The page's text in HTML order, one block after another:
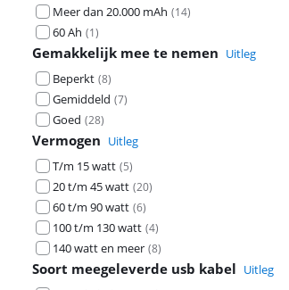
Meer dan 20.000 mAh (14)
60 Ah (1)
Gemakkelijk mee te nemen Uitleg
Beperkt (8)
Gemiddeld (7)
Goed (28)
Vermogen Uitleg
T/m 15 watt (5)
20 t/m 45 watt (20)
60 t/m 90 watt (6)
100 t/m 130 watt (4)
140 watt en meer (8)
Soort meegeleverde usb kabel Uitleg